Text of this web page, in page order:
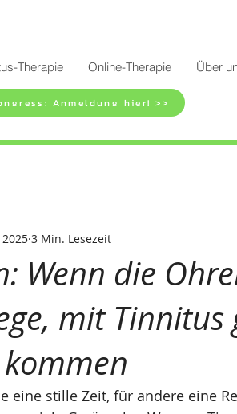
Therapie Online-Therapie Über
Anmeldung hier! >>
Wenn die
mit
3 Min. Lesezeit
eine stille Zeit, für andere eine